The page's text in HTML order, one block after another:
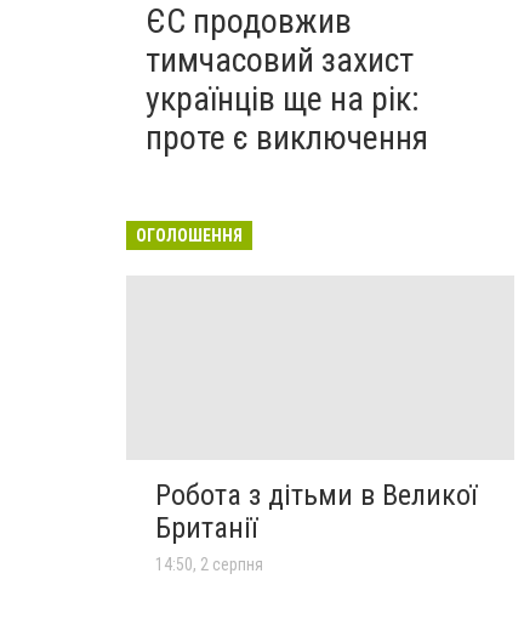
ЄС продовжив
тимчасовий захист
українців ще на рік:
проте є виключення
ОГОЛОШЕННЯ
Робота з дітьми в Великої
Британії
14:50, 2 серпня